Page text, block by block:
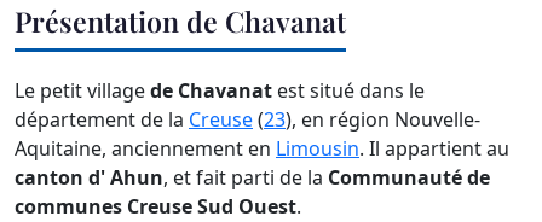
Présentation de Chavanat
Le petit villagede Chavanat est situé dans le
département de la Creuse(23), en région Nouvelle-
Aquitaine, anciennement en Limousin. Il appartient au
canton d' Ahun, et fait parti de la Communauté de
communes Creuse Sud Ouest.